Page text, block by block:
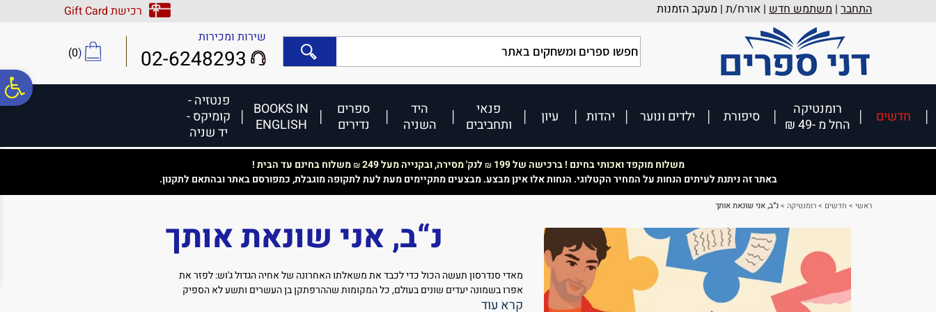
נגישות
אתר
המרכזי
התחבר | משתמש חדש | אורח/ת | מעקב הזמנות
רכישת Gift Card
שירות ומכירות
02-6248293
(
0
)
חדשים
רומנטיקה
החל מ -49 ₪
סיפורת ילדים ונוער יהדות עיון
פנאי
ותחביבים
היד
השניה
ספרים
נדירים
BOOKS IN
ENGLISH
פנטזיה -
קומיקס -
יד שניה
משלוח מוקפד ואכותי בחינם ! ברכישה של 199 ₪ לנק' מסירה, ובקנייה מעל 249 ₪משלוח בחינם עד הבית !
באתר זה ניתנת לעיתים הנחות על המחיר הקטלוגי. הנחות אלו אינן מבצע. מבצעים מתקיימים מעת לעת לתקופה מוגבלת, כמפורסם באתר ובהתאם לתקנון.
ראשי > חדשים >רומנטיקה >נ“ב, אני שונאת אותך
נ“ב, אני שונאת אותך
מאדי סנדרסון תעשה הכול כדי לכבד את משאלתו האחרונה של אחיה הגדול ג'וש: לפזר את
אפרו בשמונה יעדים שונים בעולם, כל המקומות שההרפתקן בן העשרים ותשע לא הספיק
לבקר בהם לפני שהסרטן הכניע אותו. הבעיה היא שבצוואתו הורה ג'וש להצמיד לה למשימה